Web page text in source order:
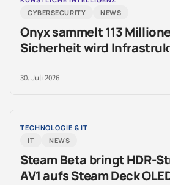
CYBERSECURITY
NEWS
Onyx sammelt 113
Sicherheit wird
30. Juli 2026
TECHNOLOGIE & IT
IT
NEWS
Steam Beta bringt HDR-
AV1 aufs Steam Deck